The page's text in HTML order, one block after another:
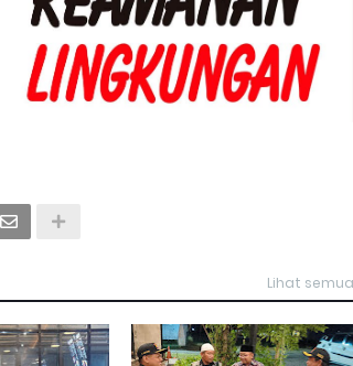
Lihat semua